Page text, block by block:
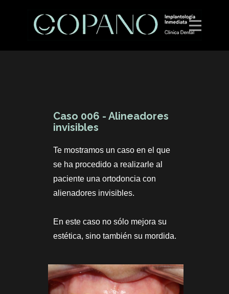
Caso 006 - Alineadores
invisibles
Te mostramos un caso en el que
se ha procedido a realizarle al
paciente una ortodoncia con
alienadores invisibles.
En este caso no sólo mejora su
estética, sino también su mordida.